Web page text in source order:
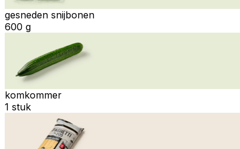
gesneden snijbonen
600 g
komkommer
1 stuk